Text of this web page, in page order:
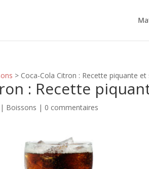
> Coca-Cola Citron : Recette piquante et
: Recette
| Boissons | 0 commentaires